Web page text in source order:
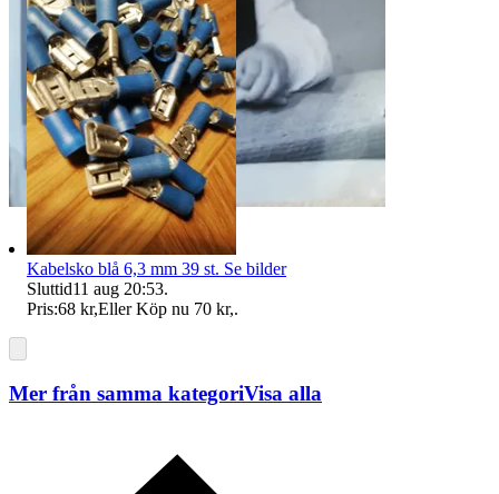
Kabelsko blå 6,3 mm 39 st. Se bilder
Sluttid11 aug 20:53.
Pris:68 kr,Eller Köp nu 70 kr,.
Mer från samma kategoriVisa alla